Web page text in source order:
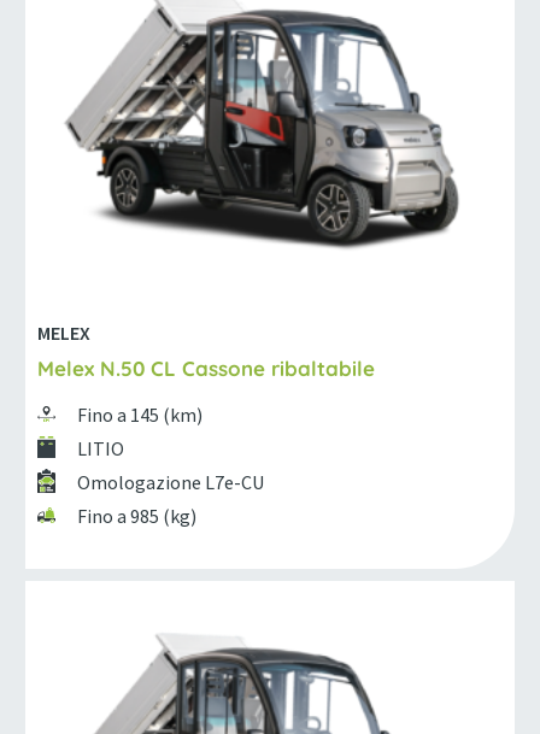
MELEX
Melex N.50 CL Cassone ribaltabile
Fino a 145 (km)
LITIO
Omologazione L7e-CU
Fino a 985 (kg)